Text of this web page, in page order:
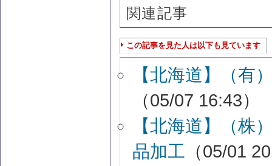
関連記事
この記事を見た人は以下も見ています
【北海道】（有
（05/07 16:43）
【北海道】（
品加工 （05/01